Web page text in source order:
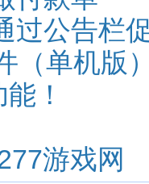
过公告栏
（单机版
！
游戏网